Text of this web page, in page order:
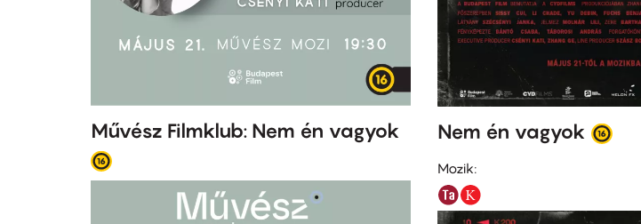
Művész Filmklub: Nem én vagyok Nem én vagyok
Mozik: